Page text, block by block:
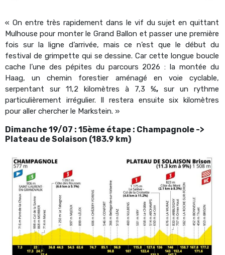
« On entre très rapidement dans le vif du sujet en quittant
Mulhouse pour monter le Grand Ballon et passer une première
fois sur la ligne d’arrivée, mais ce n’est que le début du
festival de grimpette qui se dessine. Car cette longue boucle
cache l’une des pépites du parcours 2026 : la montée du
Haag, un chemin forestier aménagé en voie cyclable,
serpentant sur 11,2 kilomètres à 7,3 %, sur un rythme
particulièrement irrégulier. Il restera ensuite six kilomètres
pour aller chercher le Markstein. »
Dimanche 19/07 : 15ème étape : Champagnole ->
Plateau de Solaison (183.9 km)